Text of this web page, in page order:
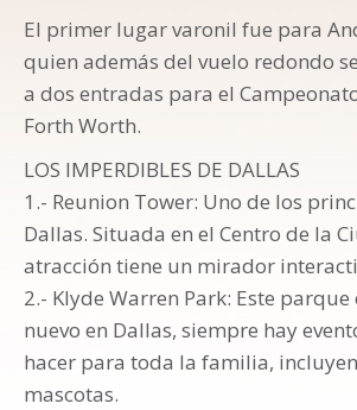
El primer lugar varonil fue para
quien además del vuelo redondo
a dos entradas para el
Forth Worth.
LOS IMPERDIBLES DE DALLAS
1.- Reunion Tower: Uno de los
Dallas. Situada en el Centro de la
atracción tiene un mirador
2.- Klyde Warren Park: Este parque
nuevo en Dallas, siempre hay
hacer para toda la familia,
mascotas.